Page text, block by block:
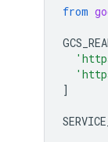
from
]